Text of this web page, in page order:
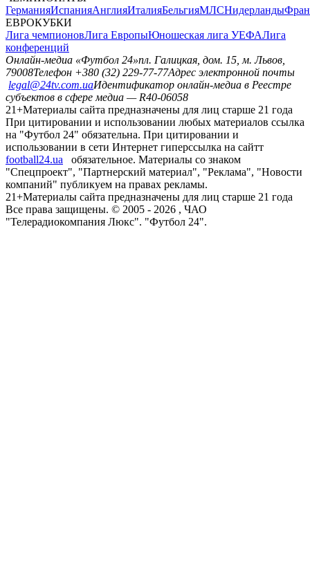
ГерманияИспанияАнглияИталияБельгияМЛСНидерланды
ЕВРОКУБКИ
Лига чемпионовЛига ЕвропыЮношеская лига УЕФАЛига
конференций
Онлайн-медиа «Футбол 24»пл. Галицкая, дом. 15, м. Львов,
79008Телефон +380 (32) 229-77-77Адрес электронной почты
legal@24tv.com.uaИдентификатор онлайн-медиа в Реестре
субъектов в сфере медиа — R40-06058
21+Материалы сайта предназначены для лиц старше 21 года
При цитировании и использовании любых материалов ссылка
на "Футбол 24" обязательна. При цитировании и
использовании в сети Интернет гиперссылка на сайтт
football24.ua
обязательное. Материалы со знаком
"Спецпроект", "Партнерский материал", "Реклама", "Новости
компаний" публикуем на правах рекламы.
21+Материалы сайта предназначены для лиц старше 21 года
Все права защищены. © 2005 - 2026 , ЧАО
"Телерадиокомпания Люкс". "Футбол 24".